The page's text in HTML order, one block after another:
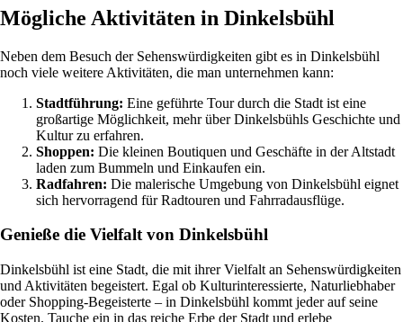
Mögliche Aktivitäten in Dinkelsbühl
Neben dem Besuch der Sehenswürdigkeiten gibt es in Dinkelsbühl
noch viele weitere Aktivitäten, die man unternehmen kann:
Stadtführung: Eine geführte Tour durch die Stadt ist eine
großartige Möglichkeit, mehr über Dinkelsbühls Geschichte und
Kultur zu erfahren.
Shoppen: Die kleinen Boutiquen und Geschäfte in der Altstadt
laden zum Bummeln und Einkaufen ein.
Radfahren: Die malerische Umgebung von Dinkelsbühl eignet
sich hervorragend für Radtouren und Fahrradausflüge.
Genieße die Vielfalt von Dinkelsbühl
Dinkelsbühl ist eine Stadt, die mit ihrer Vielfalt an Sehenswürdigkeiten
und Aktivitäten begeistert. Egal ob Kulturinteressierte, Naturliebhaber
oder Shopping-Begeisterte – in Dinkelsbühl kommt jeder auf seine
Kosten. Tauche ein in das reiche Erbe der Stadt und erlebe